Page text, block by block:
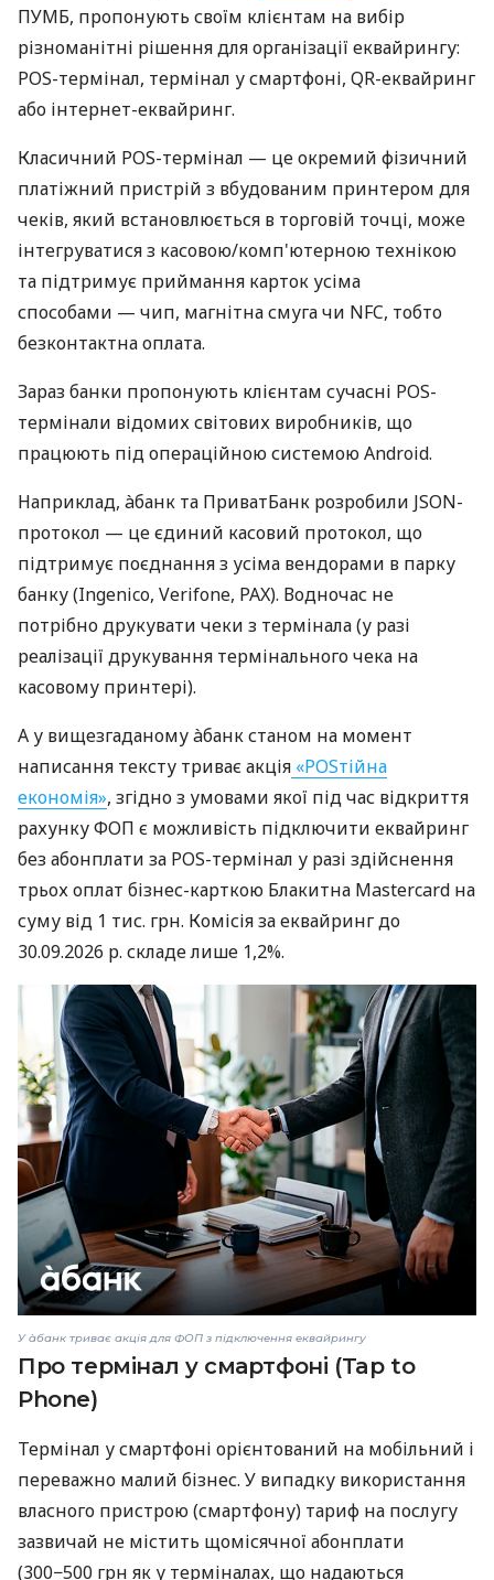
ПУМБ, пропонують своїм клієнтам на вибір
різноманітні рішення для організації еквайрингу:
POS-термінал, термінал у смартфоні, QR-еквайринг
або інтернет-еквайринг.
Класичний POS-термінал — це окремий фізичний
платіжний пристрій з вбудованим принтером для
чеків, який встановлюється в торговій точці, може
інтегруватися з касовою/комп'ютерною технікою
та підтримує приймання карток усіма
способами — чип, магнітна смуга чи NFC, тобто
безконтактна оплата.
Зараз банки пропонують клієнтам сучасні POS-
термінали відомих світових виробників, що
працюють під операційною системою Android.
Наприклад, àбанк та ПриватБанк розробили JSON-
протокол — це єдиний касовий протокол, що
підтримує поєднання з усіма вендорами в парку
банку (Ingenico, Verifone, PAX). Водночас не
потрібно друкувати чеки з термінала (у разі
реалізації друкування термінального чека на
касовому принтері).
А у вищезгаданому àбанк станом на момент
написання тексту триває акція «POSтійна
економія», згідно з умовами якої під час відкриття
рахунку ФОП є можливість підключити еквайринг
без абонплати за POS-термінал у разі здійснення
трьох оплат бізнес-карткою Блакитна Mastercard на
суму від 1 тис. грн. Комісія за еквайринг до
30.09.2026 р. складе лише 1,2%.
У àбанк триває акція для ФОП з підключення еквайрингу
Про термінал у смартфоні (Tap to
Phone)
Термінал у смартфоні орієнтований на мобільний і
переважно малий бізнес. У випадку використання
власного пристрою (смартфону) тариф на послугу
зазвичай не містить щомісячної абонплати
(300−500 грн як у терміналах, що надаються